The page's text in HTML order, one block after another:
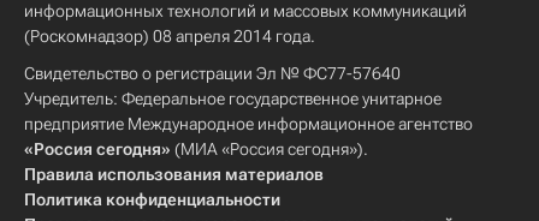
информационных технологий и массовых коммуникаций
(Роскомнадзор) 08 апреля 2014 года.
Свидетельство о регистрации Эл № ФС77-57640
Учредитель: Федеральное государственное унитарное
предприятие Международное информационное агентство
«Россия сегодня» (МИА «Россия сегодня»).
Правила использования материалов
Политика конфиденциальности